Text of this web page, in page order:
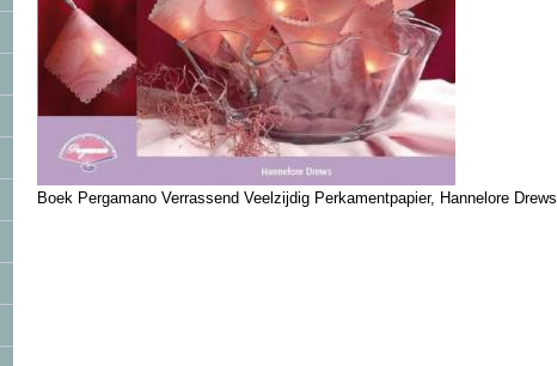
Boek Pergamano Verrassend Veelzijdig Perkamentpapier, Hannelore Drews